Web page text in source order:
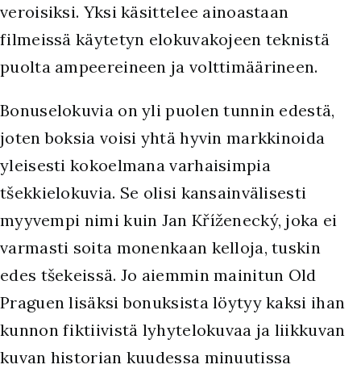
veroisiksi. Yksi käsittelee ainoastaan
filmeissä käytetyn elokuvakojeen teknistä
puolta ampeereineen ja volttimäärineen.
Bonuselokuvia on yli puolen tunnin edestä,
joten boksia voisi yhtä hyvin markkinoida
yleisesti kokoelmana varhaisimpia
tšekkielokuvia. Se olisi kansainvälisesti
myyvempi nimi kuin Jan Kříženecký, joka ei
varmasti soita monenkaan kelloja, tuskin
edes tšekeissä. Jo aiemmin mainitun Old
Praguen lisäksi bonuksista löytyy kaksi ihan
kunnon fiktiivistä lyhytelokuvaa ja liikkuvan
kuvan historian kuudessa minuutissa